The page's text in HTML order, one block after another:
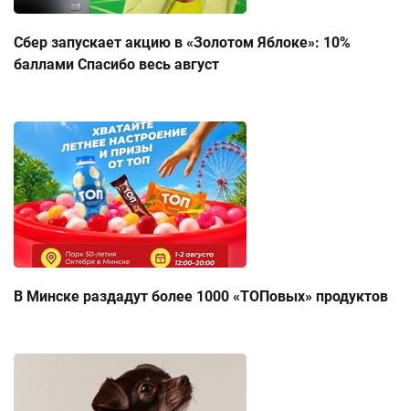
Сбер запускает акцию в «Золотом Яблоке»: 10%
баллами Спасибо весь август
В Минске раздадут более 1000 «ТОПовых» продуктов